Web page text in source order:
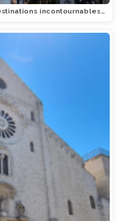
incontournables…